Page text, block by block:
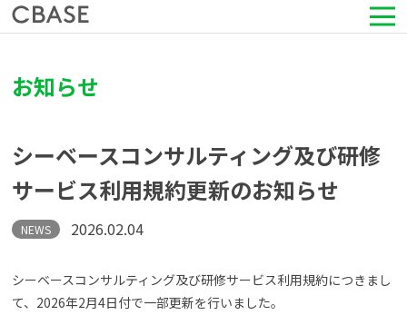
導入事例
セミナー情報
HRコラム
お知らせ
シーベースコンサルティング及び研修
サービス利用規約更新のお知らせ
NEWS 2026.02.04
シーベースコンサルティング及び研修サービス利用規約につきまし
て、2026年2月4日付で一部更新を行いました。